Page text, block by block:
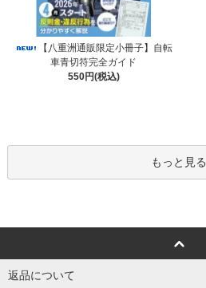
【八重洲通販限定小冊子】自転
車青切符完全ガイド
550円(税込)
もっと見る
返品について